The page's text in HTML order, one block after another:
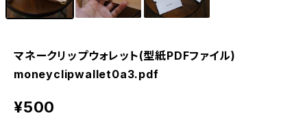
マネークリップウォレット(型紙PDFファイル)
moneyclipwallet0a3.pdf
¥500